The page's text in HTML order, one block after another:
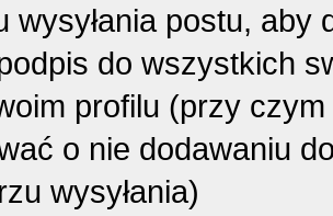
wysyłania postu,
do wszystkich
profilu (przy
o nie dodawaniu
wysyłania)